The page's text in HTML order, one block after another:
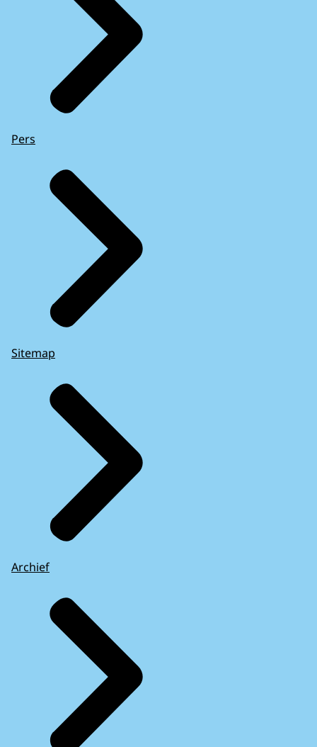
Pers
Sitemap
Archief